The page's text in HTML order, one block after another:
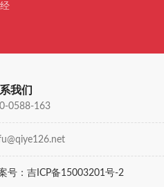
我们
0588-163
号：吉ICP备15003201号-2